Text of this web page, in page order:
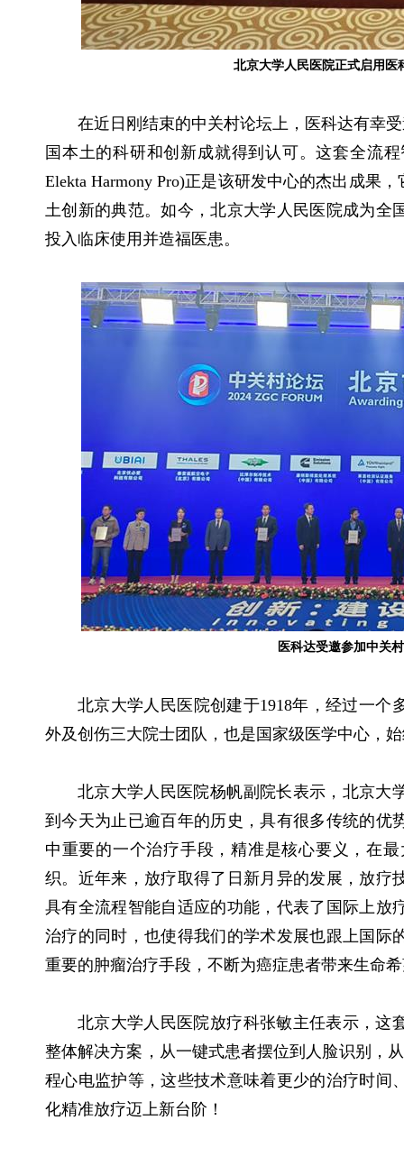
北京大学人民医院正式启用医
在近日刚结束的中关村论坛上，医科达有幸
国本土的科研和创新成就得到认可。这套全流程
Elekta Harmony Pro)正是该研发中心的杰出成果
土创新的典范。如今，北京大学人民医院成为全
投入临床使用并造福医患。
医科达受邀参加中关
北京大学人民医院创建于1918年，经过一
外及创伤三大院士团队，也是国家级医学中心，
北京大学人民医院杨帆副院长表示，北京大
到今天为止已逾百年的历史，具有很多传统的优
中重要的一个治疗手段，精准是核心要义，在
织。近年来，放疗取得了日新月异的发展，放疗
具有全流程智能自适应的功能，代表了国际上放
治疗的同时，也使得我们的学术发展也跟上国际
重要的肿瘤治疗手段，不断为癌症患者带来生命
北京大学人民医院放疗科张敏主任表示，这
整体解决方案，从一键式患者摆位到人脸识别，
程心电监护等，这些技术意味着更少的治疗时间
化精准放疗迈上新台阶！